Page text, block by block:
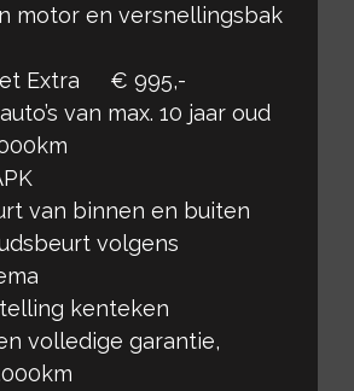
motor en versnellingsbak
Extra € 995,-
van max. 10 jaar oud
van binnen en buiten
volgens
kenteken
volledige garantie,